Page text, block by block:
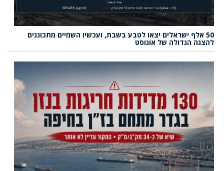
50 אלף ישראלים יצאו לטבע בשבת, ועכשיו השמיים מתכוננים
להצגה הגדולה של אוגוסט